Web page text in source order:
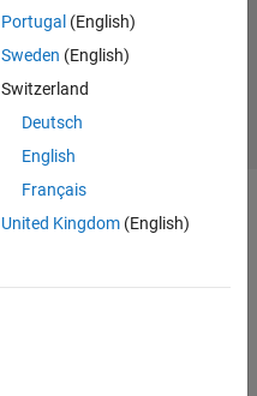
Portugal (English)
Sweden (English)
Switzerland
Deutsch
English
Français
United Kingdom(English)